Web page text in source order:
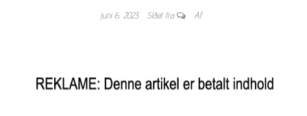
juni 6, 2023 Slået fra Af